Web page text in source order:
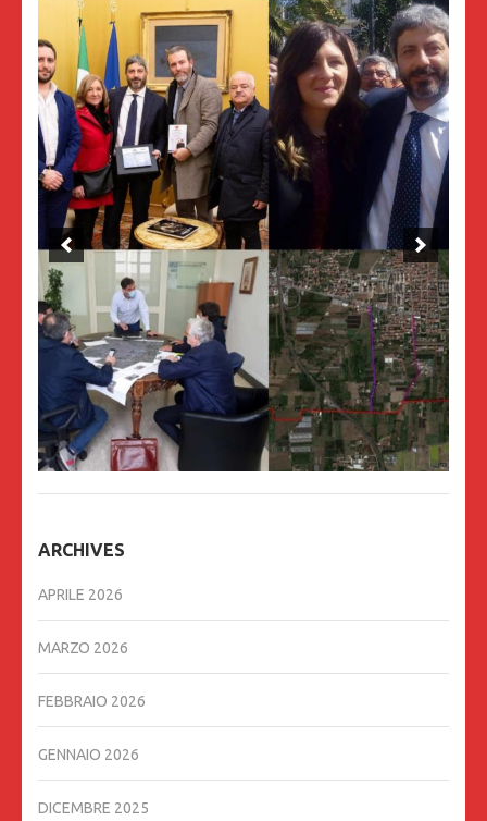
ARCHIVES
APRILE 2026
MARZO 2026
FEBBRAIO 2026
GENNAIO 2026
DICEMBRE 2025